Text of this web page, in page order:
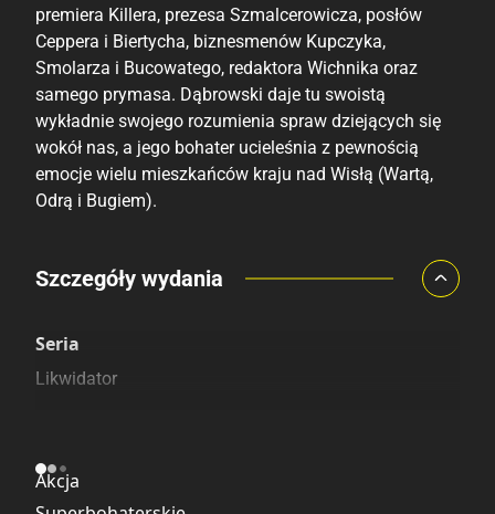
premiera Killera, prezesa Szmalcerowicza, posłów
Ceppera i Biertycha, biznesmenów Kupczyka,
Smolarza i Bucowatego, redaktora Wichnika oraz
samego prymasa. Dąbrowski daje tu swoistą
wykładnie swojego rozumienia spraw dziejących się
wokół nas, a jego bohater ucieleśnia z pewnością
emocje wielu mieszkańców kraju nad Wisłą (Wartą,
Odrą i Bugiem).
Porównaj ceny
Szczegóły wydania
Seria
Likwidator
Akcja